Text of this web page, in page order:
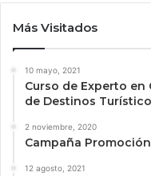
Más Visitados
10 mayo, 2021
Curso de Experto
de Destinos
2 noviembre, 2020
Campaña
12 agosto, 2021